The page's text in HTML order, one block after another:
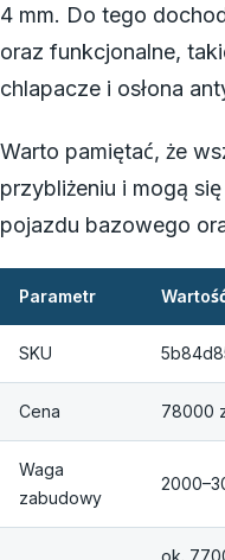
4 mm. Do tego
oraz funkcjonalne,
chlapacze i osłona
Warto pamiętać, że
przybliżeniu i mogą
pojazdu bazowego
Parametr
SKU
Cena 78000
Waga
zabudowy